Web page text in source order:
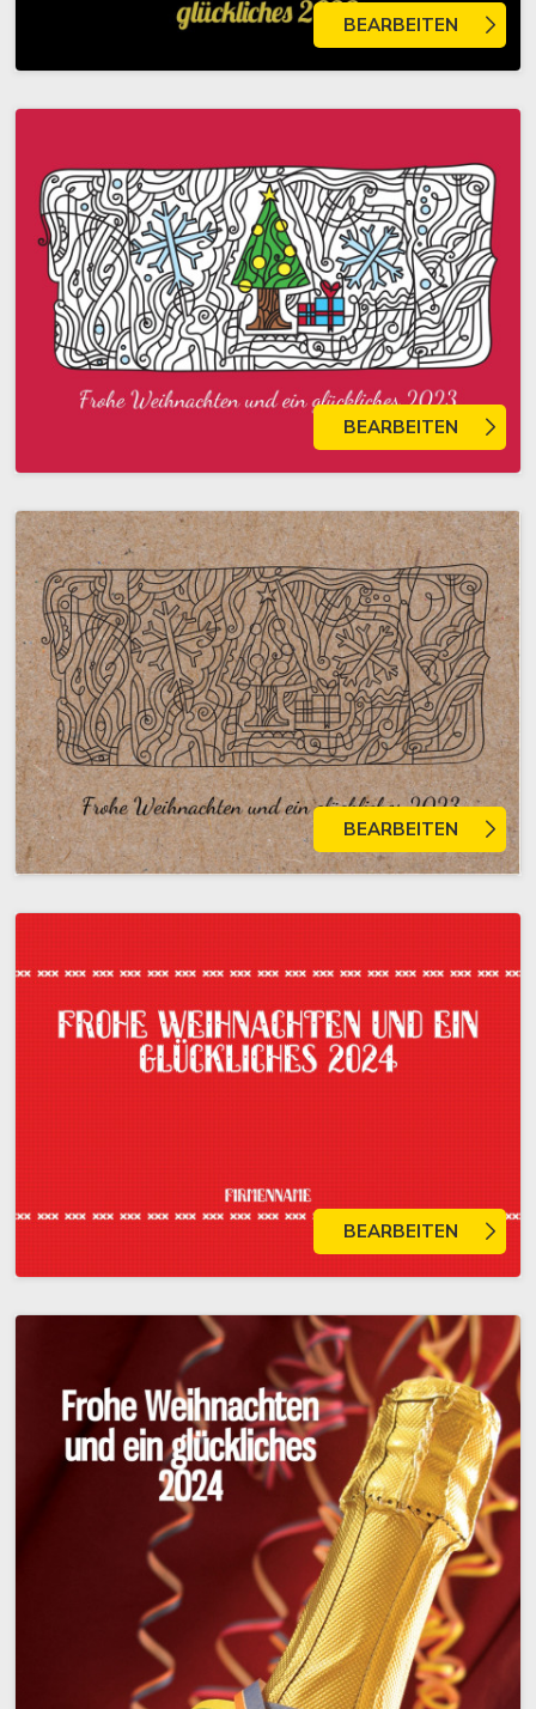
BEARBEITEN
BEARBEITEN
BEARBEITEN
BEARBEITEN